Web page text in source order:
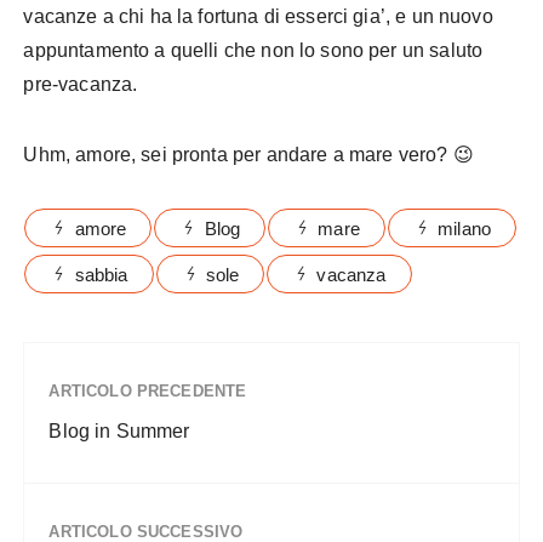
vacanze a chi ha la fortuna di esserci gia’, e un nuovo
appuntamento a quelli che non lo sono per un saluto
pre-vacanza.
Uhm, amore, sei pronta per andare a mare vero? 😉
amore Blog mare milano
sabbia sole vacanza
ARTICOLO PRECEDENTE
Blog in Summer
ARTICOLO SUCCESSIVO